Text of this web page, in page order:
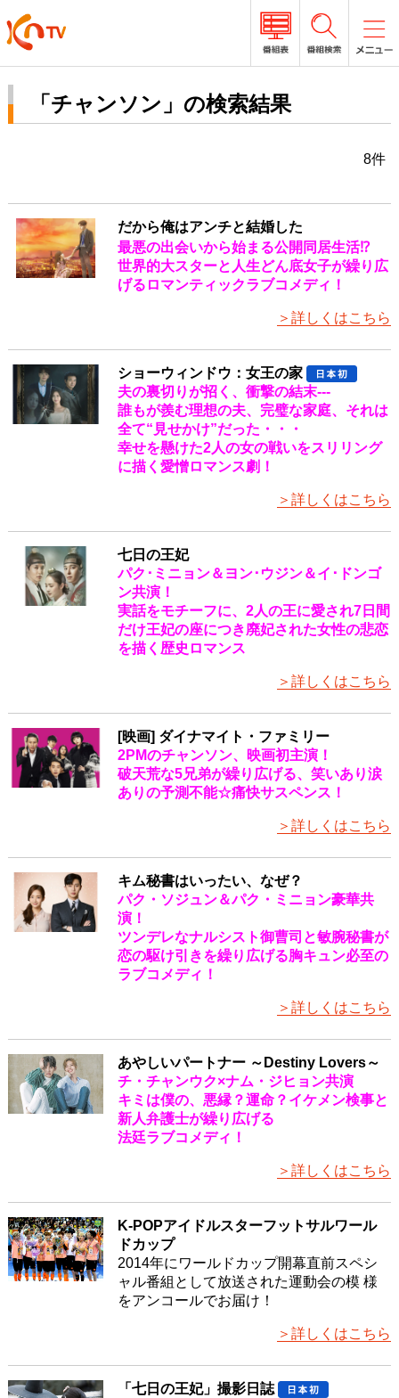
「チャンソン」の検索結果
8件
だから俺はアンチと結婚した
最悪の出会いから始まる公開同居生活⁉
世界的大スターと人生どん底女子が繰り広
げるロマンティックラブコメディ！
＞詳しくはこちら
ショーウィンドウ：女王の家
夫の裏切りが招く、衝撃の結末---
誰もが羨む理想の夫、完璧な家庭、それは
全て“見せかけ”だった・・・
幸せを懸けた2人の女の戦いをスリリング
に描く愛憎ロマンス劇！
＞詳しくはこちら
七日の王妃
パク･ミニョン＆ヨン･ウジン＆イ･ドンゴ
ン共演！
実話をモチーフに、2人の王に愛され7日間
だけ王妃の座につき廃妃された女性の悲恋
を描く歴史ロマンス
＞詳しくはこちら
[映画] ダイナマイト・ファミリー
2PMのチャンソン、映画初主演！
破天荒な5兄弟が繰り広げる、笑いあり涙
ありの予測不能☆痛快サスペンス！
＞詳しくはこちら
キム秘書はいったい、なぜ？
パク・ソジュン＆パク・ミニョン豪華共
演！
ツンデレなナルシスト御曹司と敏腕秘書が
恋の駆け引きを繰り広げる胸キュン必至の
ラブコメディ！
＞詳しくはこちら
あやしいパートナー ～Destiny Lovers～
チ・チャンウク×ナム・ジヒョン共演
キミは僕の、悪縁？運命？イケメン検事と
新人弁護士が繰り広げる
法廷ラブコメディ！
＞詳しくはこちら
K-POPアイドルスターフットサルワール
ドカップ
2014年にワールドカップ開幕直前スペシ
ャル番組として放送された運動会の模 様
をアンコールでお届け！
＞詳しくはこちら
「七日の王妃」撮影日誌